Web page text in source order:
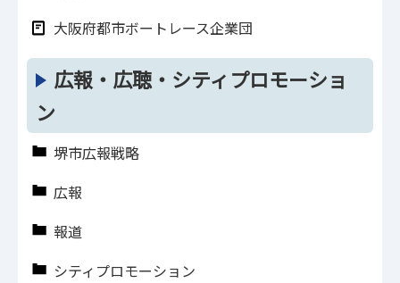
大阪府都市ボートレース企業団
広報・広聴・シティプロモーショ
ン
堺市広報戦略
広報
報道
シティプロモーション